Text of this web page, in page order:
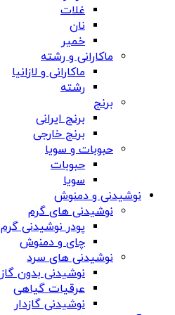
غلات
نان
خمیر
ماکارانی و رشته
ماکارانی و لازانیا
رشته
برنج
برنج ایرانی
برنج خارجی
حبوبات و سویا
حبوبات
سویا
نوشیدنی و دمنوش
نوشیدنی های گرم
پودر نوشیدنی گرم
چای و دمنوش
نوشیدنی های سرد
نوشیدنی بدون گاز
عرقیات گیاهی
نوشیدنی گازدار